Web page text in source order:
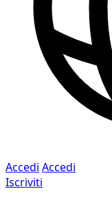
Accedi Accedi
Iscriviti